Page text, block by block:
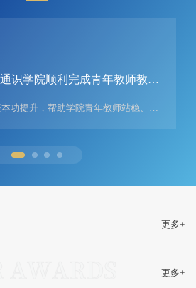
以评促教，基础与通识学院顺利完成青年教师教学基本功测评活动
为助力青年教师教学基本功提升，帮助学院青年教师站稳、站好、站实三尺讲台，基础与通识学院以学校2025年青年教师教学基本功竞赛为契机，组织学院新入职的9位青年教师，在近期举行青年教师教学基本功测评活动。测评活动分别于4月8日、4月15日、4月22日举行，合计三场，参测教师9人，参与听评课教师80余人次。▲学院青年教师教学基本功测评现场测评中，参测教师准备充分，体现出应有的专业核心素养，课堂教学设计深刻体现各自学科的教学规律与理念，...
更多+
更多+